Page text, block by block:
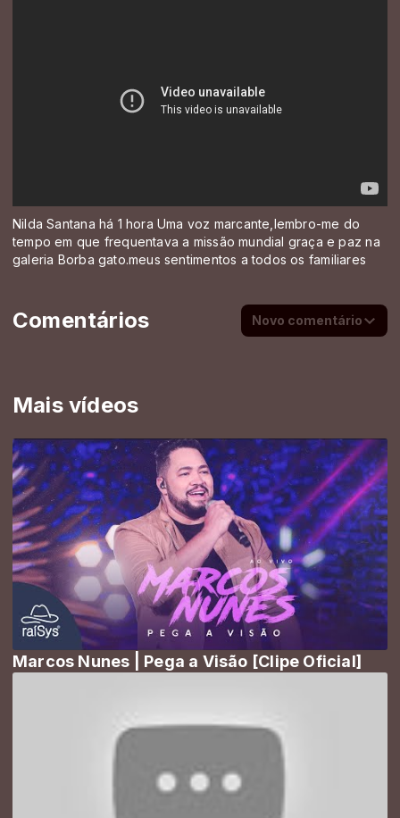
Mais vídeos
Marcos Nunes | Pega a Visão [Clipe Oficial]
Nilda Santana há 1 hora Uma voz marcante,lembro-me do
tempo em que frequentava a missão mundial graça e paz na
galeria Borba gato.meus sentimentos a todos os familiares
Comentários Novo comentário